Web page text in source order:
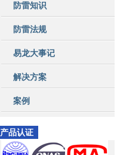
防雷知识
防雷法规
易龙大事记
解决方案
案例
产品认证